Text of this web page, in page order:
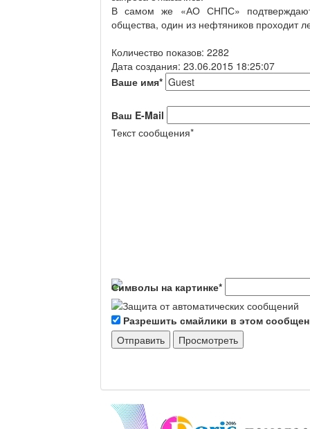
В самом же «АО СНПС»
общества, один из нефтяников проходит
Количество показов: 2282
Дата создания: 23.06.2015 18:25:07
Ваше имя*
Ваш E-Mail
Текст сообщения*
Символы на картинке*
Разрешить смайлики в этом